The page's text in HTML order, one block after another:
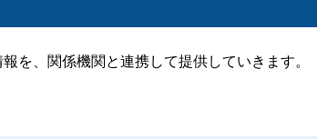
を、関係機関と連携して提供していきます。